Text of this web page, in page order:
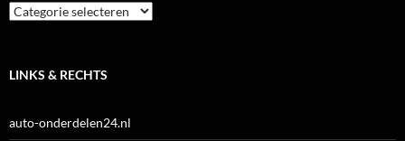
Categorieën
LINKS & RECHTS
auto-onderdelen24.nl